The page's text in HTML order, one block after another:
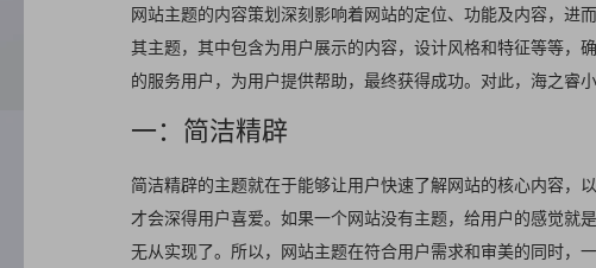
网站主题的内容策划深刻影响着网站的定位、功能及内容，进
其主题，其中包含为用户展示的内容，设计风格和特征等等，
的服务用户，为用户提供帮助，最终获得成功。对此，海之睿
一：简洁精辟
简洁精辟的主题就在于能够让用户快速了解网站的核心内容，
才会深得用户喜爱。如果一个网站没有主题，给用户的感觉就
无从实现了。所以，网站主题在符合用户需求和审美的同时，